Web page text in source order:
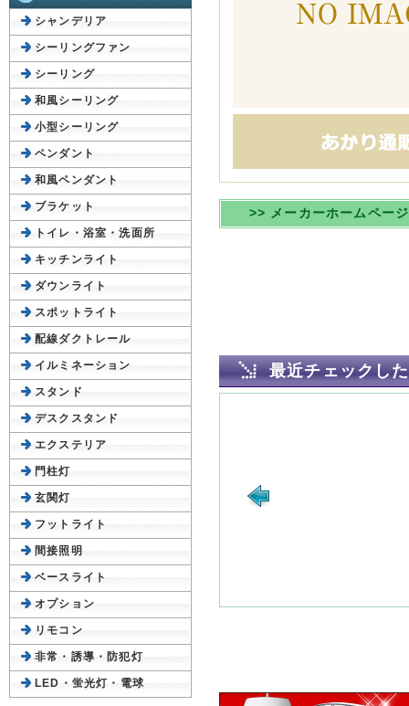
>> メーカーホームペー
最近チェックし
シャンデリア
シーリングファン
シーリング
和風シーリング
小型シーリング
ペンダント
和風ペンダント
ブラケット
トイレ・浴室・洗面所
キッチンライト
ダウンライト
スポットライト
配線ダクトレール
イルミネーション
スタンド
デスクスタンド
エクステリア
門柱灯
玄関灯
フットライト
間接照明
ベースライト
オプション
リモコン
非常・誘導・防犯灯
LED・蛍光灯・電球